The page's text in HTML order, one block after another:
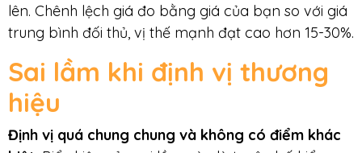
lên. Chênh lệch giá đo bằng giá của bạn so với giá
trung bình đối thủ, vị thế mạnh đạt cao hơn 15-30%.
Sai lầm khi định vị thương
hiệu
Định vị quá chung chung và không có điểm khác